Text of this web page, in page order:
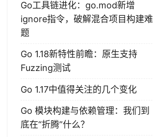
Go工具链进化：go.mod新增
ignore指令，破解混合项目构建难
题
Go 1.18新特性前瞻：原生支持
Fuzzing测试
Go 1.17中值得关注的几个变化
Go 模块构建与依赖管理：我们到
底在“折腾”什么？